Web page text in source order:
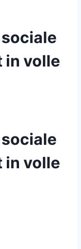
in volle
in volle